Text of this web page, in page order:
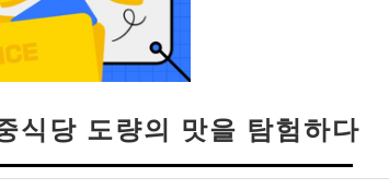
식당 도량의 맛을 탐험하다